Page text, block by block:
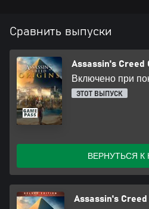
Сравнить выпуски
Assassin's Creed
Включено при
ЭТОТ ВЫПУСК
ВЕРНУТЬСЯ К
Assassin's